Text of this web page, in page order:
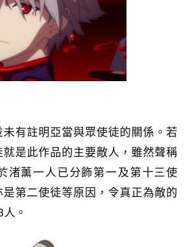
有註明亞當與眾使徒的關係。若
是此作品的主要敵人，雖然聲稱
渚薰一人已分飾第一及第十三使
第二使徒等原因，令真正為敵的
。